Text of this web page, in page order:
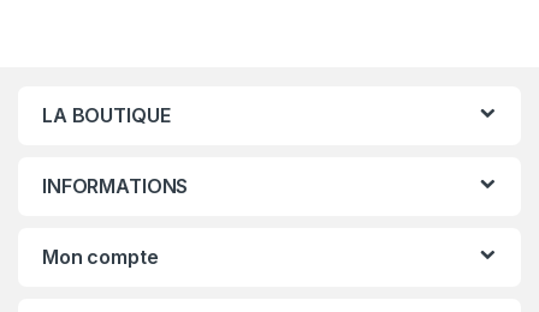
LA BOUTIQUE
INFORMATIONS
Mon compte